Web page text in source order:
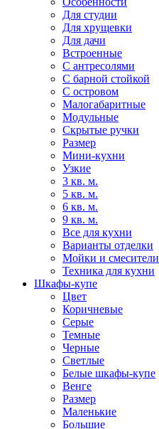
Для студии
Для хрущевки
Для дачи
Встроенные
С антресолями
С барной стойкой
С островом
Малогабаритные
Модульные
Скрытые ручки
Размер
Мини-кухни
Узкие
3 кв. м.
5 кв. м.
6 кв. м.
9 кв. м.
Все для кухни
Варианты отделки
Мойки и смесители
Техника для кухни
Шкафы-купе
Цвет
Коричневые
Серые
Темные
Черные
Светлые
Белые шкафы-купе
Венге
Размер
Маленькие
Большие